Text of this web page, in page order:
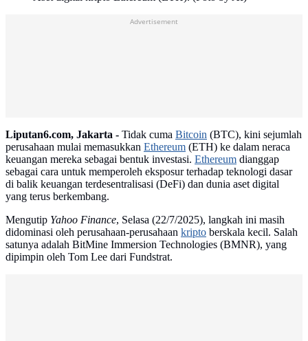
Advertisement
Liputan6.com, Jakarta - Tidak cuma Bitcoin (BTC), kini sejumlah
perusahaan mulai memasukkan Ethereum (ETH) ke dalam neraca
keuangan mereka sebagai bentuk investasi. Ethereum dianggap
sebagai cara untuk memperoleh eksposur terhadap teknologi dasar
di balik keuangan terdesentralisasi (DeFi) dan dunia aset digital
yang terus berkembang.
Mengutip Yahoo Finance, Selasa (22/7/2025), langkah ini masih
didominasi oleh perusahaan-perusahaan kripto berskala kecil. Salah
satunya adalah BitMine Immersion Technologies (BMNR), yang
dipimpin oleh Tom Lee dari Fundstrat.